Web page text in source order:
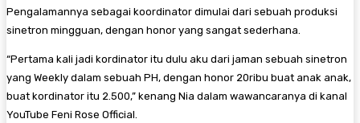
Pengalamannya sebagai koordinator dimulai dari sebuah produksi
sinetron mingguan, dengan honor yang sangat sederhana.
“Pertama kali jadi kordinator itu dulu aku dari jaman sebuah sinetron
yang Weekly dalam sebuah PH, dengan honor 20ribu buat anak anak,
buat kordinator itu 2.500,” kenang Nia dalam wawancaranya di kanal
YouTube Feni Rose Official.